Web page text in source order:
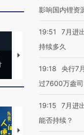
马航飞行员跨国走私7万
粒摇头丸 尿检体内含3种
【推广】走进第四届链博
影响国内锂资
19:51
7月进
持续多久
19:18
央行7
过7600万盎司
19:15
7月进
能否持续？